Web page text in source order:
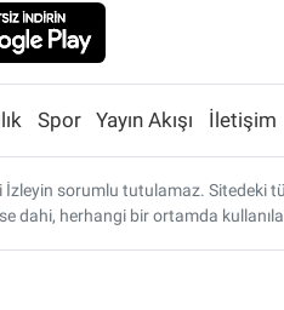
Spor Yayın Akışı İletişim
sorumlu tutulamaz. Sitedeki
dahi, herhangi bir ortamda